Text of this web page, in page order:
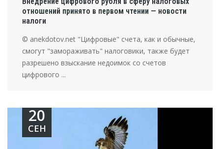
отношений принято в первом чтении — новости
налоги
© anekdotov.net "Цифровые" счета, как и обычные,
смогут "замораживать" налоговики, также будет
разрешено взыскание недоимок со счетов
цифрового ...
20
СЕН